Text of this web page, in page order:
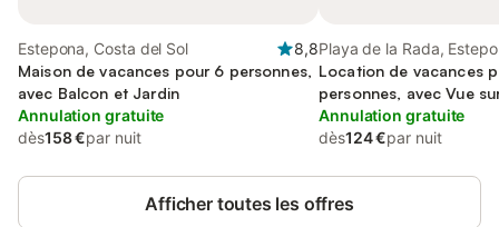
Estepona, Costa del Sol
8,8
Maison de vacances pour 6 personnes,
avec Balcon et Jardin
Annulation gratuite
dès158 €par nuit
Playa de la Rada,
Location de vacances
personnes, avec Vue
Annulation gratuite
dès124 €par nuit
Afficher toutes les offres